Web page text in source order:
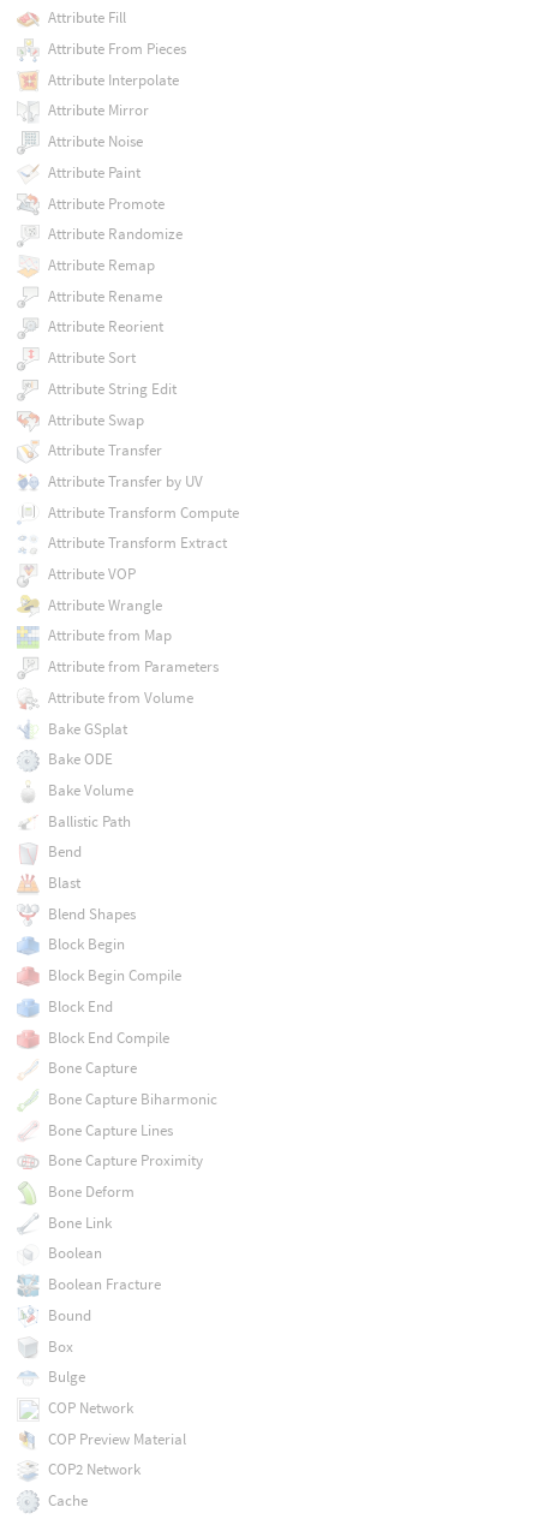
Attribute Fill
Attribute From Pieces
Attribute Interpolate
Attribute Mirror
Attribute Noise
Attribute Paint
Attribute Promote
Attribute Randomize
Attribute Remap
Attribute Rename
Attribute Reorient
Attribute Sort
Attribute String Edit
Attribute Swap
Attribute Transfer
Attribute Transfer by UV
Attribute Transform Compute
Attribute Transform Extract
Attribute VOP
Attribute Wrangle
Attribute from Map
Attribute from Parameters
Attribute from Volume
Bake GSplat
Bake ODE
Bake Volume
Ballistic Path
Bend
Blast
Blend Shapes
Block Begin
Block Begin Compile
Block End
Block End Compile
Bone Capture
Bone Capture Biharmonic
Bone Capture Lines
Bone Capture Proximity
Bone Deform
Bone Link
Boolean
Boolean Fracture
Bound
Box
Bulge
COP Network
COP Preview Material
COP2 Network
Cache